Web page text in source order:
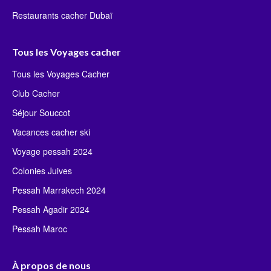
Restaurants cacher Dubaï
Tous les Voyages cacher
Tous les Voyages Cacher
Club Cacher
Séjour Souccot
Vacances cacher ski
Voyage pessah 2024
Colonies Juives
Pessah Marrakech 2024
Pessah Agadir 2024
Pessah Maroc
À propos de nous